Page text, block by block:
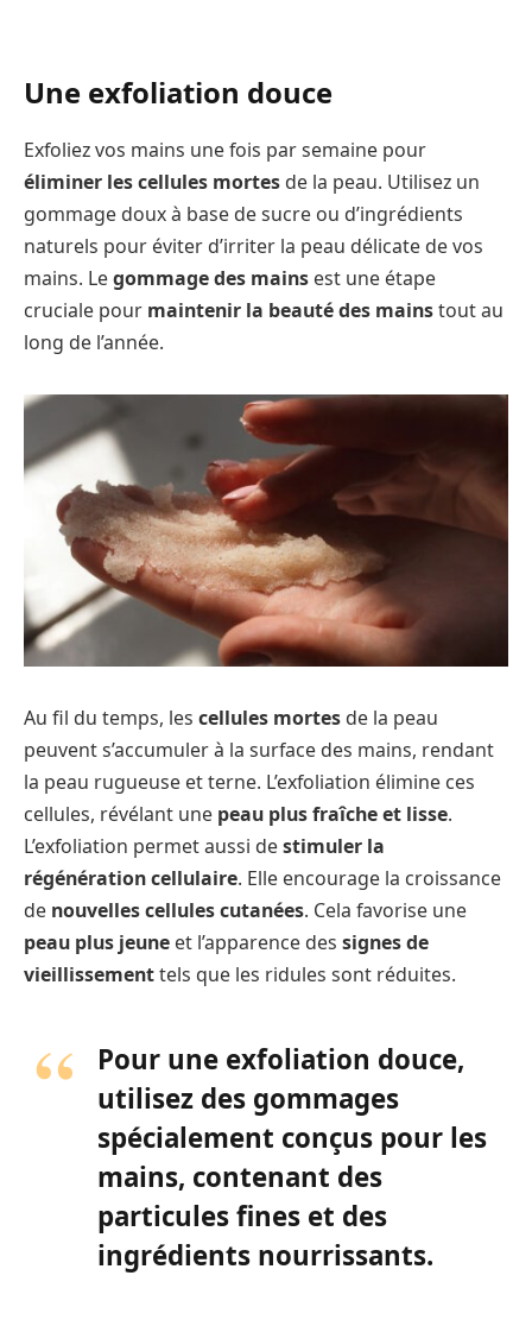
Une exfoliation douce
Exfoliez vos mains une fois par semaine pour
éliminer les cellules mortes de la peau. Utilisez un
gommage doux à base de sucre ou d’ingrédients
naturels pour éviter d’irriter la peau délicate de vos
mains. Legommage des mains est une étape
cruciale pour maintenir la beauté des mainstout au
long de l’année.
Au fil du temps, les cellules mortes de la peau
peuvent s’accumuler à la surface des mains, rendant
la peau rugueuse et terne. L’exfoliation élimine ces
cellules, révélant une peau plus fraîche et lisse.
L’exfoliation permet aussi destimuler la
régénération cellulaire. Elle encourage la croissance
de nouvelles cellules cutanées. Cela favorise une
peau plus jeune et l’apparence des signes de
vieillissementtels que les ridules sont réduites.
Pour une exfoliation douce,
utilisez des gommages
spécialement conçus pour les
mains, contenant des
particules fines et des
ingrédients nourrissants.